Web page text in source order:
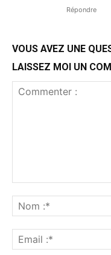
Répondre
VOUS AVEZ UNE
LAISSEZ MOI UN